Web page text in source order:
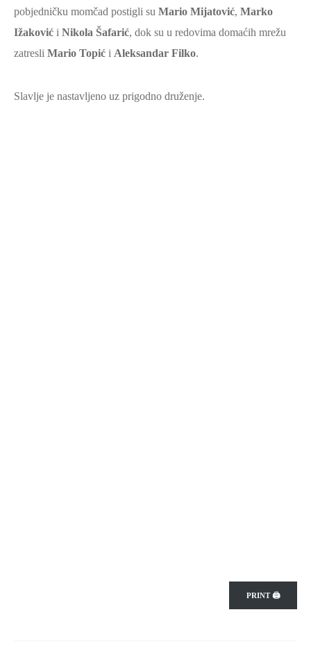
pobjedničku momčad postigli su Mario Mijatović, Marko
Ižaković i Nikola Šafarić, dok su u redovima domaćih mrežu
zatresli Mario Topić i Aleksandar Filko.
Slavlje je nastavljeno uz prigodno druženje.
PRINT 🖨